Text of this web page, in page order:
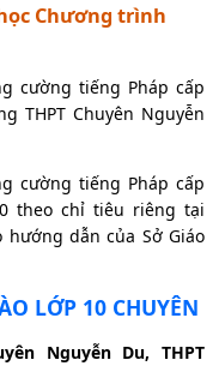
Chương trình
cường tiếng Pháp cấp
THPT Chuyên Nguyễn
cường tiếng Pháp cấp
theo chỉ tiêu riêng tại
hướng dẫn của Sở Giáo
LỚP 10 CHUYÊN
Nguyễn Du, THPT